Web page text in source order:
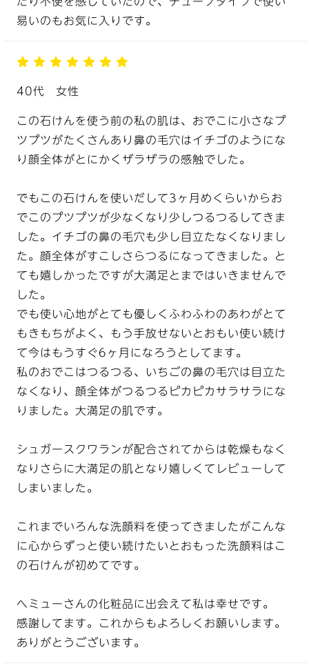
易いのもお気に入りです。
40代 女性
この石けんを使う前の私の肌は、おでこに小さなプ
ツプツがたくさんあり鼻の毛穴はイチゴのようにな
り顔全体がとにかくザラザラの感触でした。
でもこの石けんを使いだして3ヶ月めくらいからお
でこのプツプツが少なくなり少しつるつるしてきま
した。イチゴの鼻の毛穴も少し目立たなくなりまし
た。顔全体がすこしさらつるになってきました。と
ても嬉しかったですが大満足とまではいきませんで
した。
でも使い心地がとても優しくふわふわのあわがとて
もきもちがよく、もう手放せないとおもい使い続け
て今はもうすぐ6ヶ月になろうとしてます。
私のおでこはつるつる、いちごの鼻の毛穴は目立た
なくなり、顔全体がつるつるピカピカサラサラにな
りました。大満足の肌です。
シュガースクワランが配合されてからは乾燥もなく
なりさらに大満足の肌となり嬉しくてレビューして
しまいました。
これまでいろんな洗顔料を使ってきましたがこんな
に心からずっと使い続けたいとおもった洗顔料はこ
の石けんが初めてです。
へミューさんの化粧品に出会えて私は幸せです。
感謝してます。これからもよろしくお願いします。
ありがとうございます。